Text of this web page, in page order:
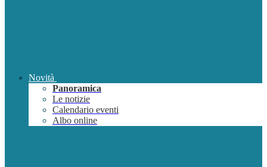
Novità
Panoramica
Le notizie
Calendario eventi
Albo online